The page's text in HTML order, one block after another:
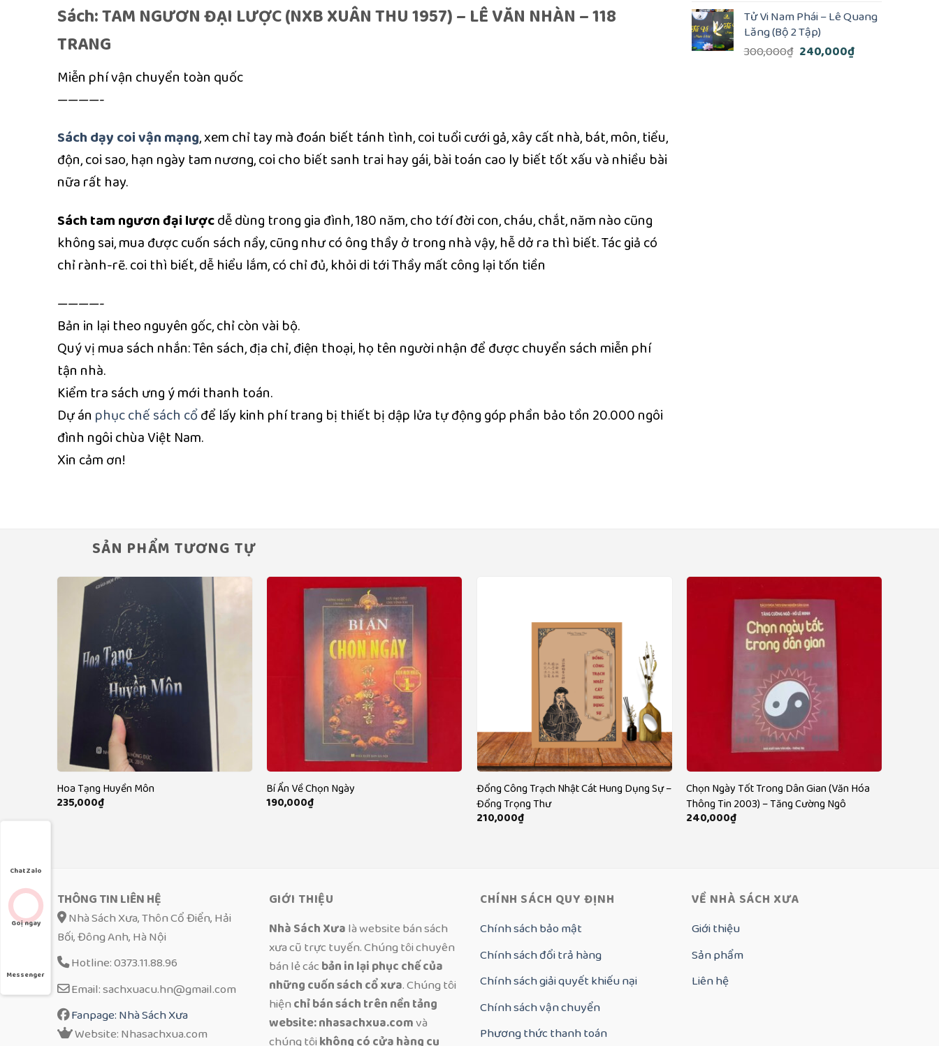
Sách: TAM NGƯƠN ĐẠI LƯỢC (NXB XUÂN THU 1957) – LÊ VĂN NHÀN – 118
TRANG
Miễn phí vận chuyển toàn quốc
————-
Sách dạy coi vận mạng, xem chỉ tay mà đoán biết tánh tình, coi tuổi cưới gả, xây cất nhà, bát, môn, tiểu,
độn, coi sao, hạn ngày tam nương, coi cho biết sanh trai hay gái, bài toán cao ly biết tốt xấu và nhiều bài
nữa rất hay.
Sách tam ngươn đại lượcdễ dùng trong gia đình, 180 năm, cho tớí đời con, cháu, chắt, năm nào cũng
không sai, mua được cuốn sách nầy, cũng như có ông thầy ở trong nhà vậy, hễ dở ra thì biết. Tác giả có
chỉ rành-rẽ. coi thì biết, dễ hiểu lắm, có chỉ đủ, khỏi di tới Thầy mất công lại tốn tiền
————-
Bản in lại theo nguyên gốc, chỉ còn vài bộ.
Quý vị mua sách nhắn: Tên sách, địa chỉ, điện thoại, họ tên người nhận để được chuyển sách miễn phí
tận nhà.
Kiểm tra sách ưng ý mới thanh toán.
Dự án phục chế sách cổđể lấy kinh phí trang bị thiết bị dập lửa tự động góp phần bảo tồn 20.000 ngôi
đình ngôi chùa Việt Nam.
Xin cảm ơn!
là:
200,000₫.
tại
170,000₫.
Tử Vi Nam Phái – Lê Quang
Lăng (Bộ 2 Tập)
300,000₫ Giá
240,000₫Giá
SẢN PHẨM TƯƠNG TỰ
Hoa Tạng Huyền Môn
235,000₫
Bí Ẩn Về Chọn Ngày
190,000₫
Đổng Công Trạch Nhật Cát Hung Dụng Sự –
Đổng Trọng Thư
210,000₫
Chọn Ngày Tốt Trong Dân Gian (Văn Hóa
Thông Tin 2003) – Tăng Cường Ngô
240,000₫
THÔNG TIN LIÊN HỆ
Nhà Sách Xưa, Thôn Cổ Điển, Hải
Bối, Đông Anh, Hà Nội
Hotline: 0373.11.88.96
Email: sachxuacu.hn@gmail.com
Fanpage: Nhà Sách Xưa
Website: Nhasachxua.com
GIỚI THIỆU
Nhà Sách Xưalà website bán sách
xưa cũ trực tuyến. Chúng tôi chuyên
bán lẻ cácbản in lại phục chế của
những cuốn sách cổ xưa. Chúng tôi
hiệnchỉ bán sách trên nền tảng
website: nhasachxua.comvà
chúng tôikhông có cửa hàng cụ
CHÍNH SÁCH QUY ĐỊNH
Chính sách bảo mật
Chính sách đổi trả hàng
Chính sách giải quyết khiếu nại
Chính sách vận chuyển
Phương thức thanh toán
VỀ NHÀ SÁCH XƯA
Giới thiệu
Sản phẩm
Liên hệ
Chat Zalo
Goị ngay
Messenger